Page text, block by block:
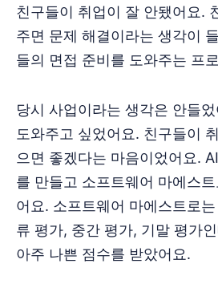
친구들이 취업이 잘 안됐어요.
주면 문제 해결이라는 생각이
들의 면접 준비를 도와주는 프
당시 사업이라는 생각은 안들
도와주고 싶었어요. 친구들이
으면 좋겠다는 마음이었어요.
를 만들고 소프트웨어 마에스
어요. 소프트웨어 마에스트로
류 평가, 중간 평가, 기말 평가
아주 나쁜 점수를 받았어요.